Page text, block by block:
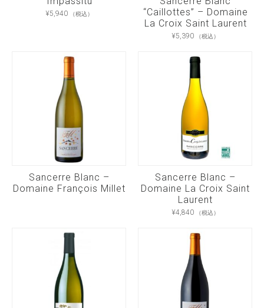
¥5,940 （税込）
“Caillottes” – Domaine
La Croix Saint Laurent
¥5,390 （税込）
Sancerre Blanc –
Domaine François Millet
Sancerre Blanc –
Domaine La Croix Saint
Laurent
¥4,840 （税込）